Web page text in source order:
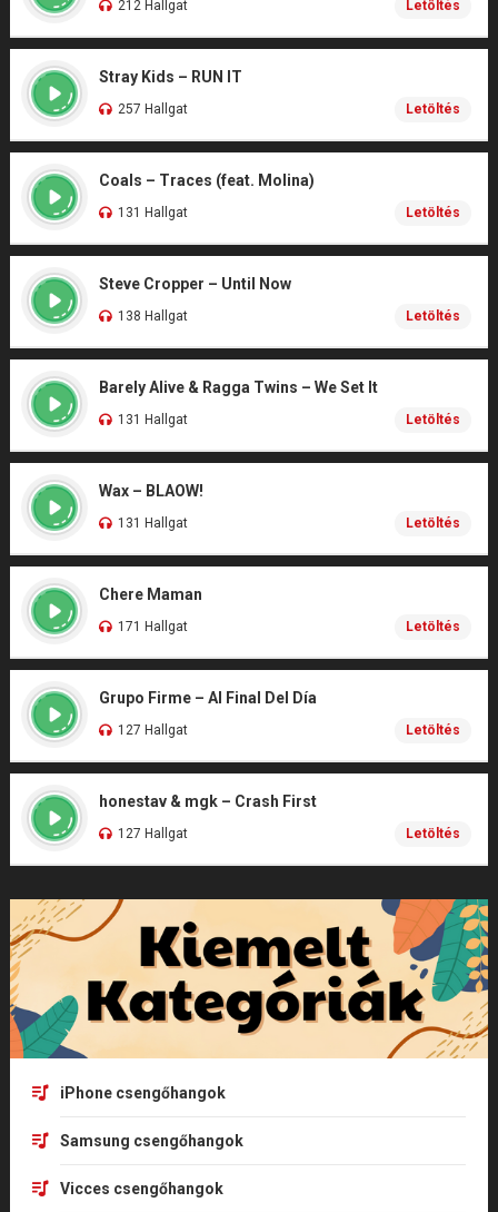
212 Hallgat Letöltés
Stray Kids – RUN IT
257 Hallgat Letöltés
Coals – Traces (feat. Molina)
131 Hallgat Letöltés
Steve Cropper – Until Now
138 Hallgat Letöltés
Barely Alive & Ragga Twins – We Set It
131 Hallgat Letöltés
Wax – BLAOW!
131 Hallgat Letöltés
Chere Maman
171 Hallgat Letöltés
Grupo Firme – Al Final Del Día
127 Hallgat Letöltés
honestav & mgk – Crash First
127 Hallgat Letöltés
iPhone csengőhangok
Samsung csengőhangok
Vicces csengőhangok